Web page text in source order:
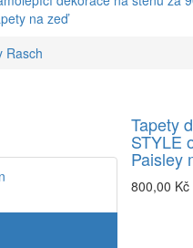
na zeď
Rasch
Tapety
STYLE
Paisley
800,00 Kč